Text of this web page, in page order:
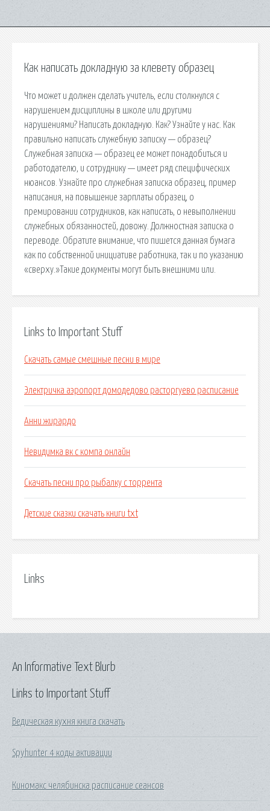
Как написать докладную за клевету образец
Что может и должен сделать учитель, если столкнулся с
нарушением дисциплины в школе или другими
нарушениями? Написать докладную. Как? Узнайте у нас. Как
правильно написать служебную записку — образец?
Служебная записка — образец ее может понадобиться и
работодателю, и сотруднику — имеет ряд специфических
нюансов. Узнайте про служебная записка образец, пример
написания, на повышение зарплаты образец, о
премировании сотрудников, как написать, о невыполнении
служебных обязанностей, довожу. Должностная записка о
переводе. Обратите внимание, что пишется данная бумага
как по собственной инициативе работника, так и по указанию
«сверху.»Такие документы могут быть внешними или.
Links to Important Stuff
Скачать самые смешные песни в мире
Электричка аэропорт домодедово расторгуево расписание
Анни жирардо
Невидимка вк с компа онлайн
Скачать песни про рыбалку с торрента
Детские сказки скачать книги txt
Links
Links to Important Stuff
Ведическая кухня книга скачать
Spyhunter 4 коды активации
Киномакс челябинска расписание сеансов
An Informative Text Blurb